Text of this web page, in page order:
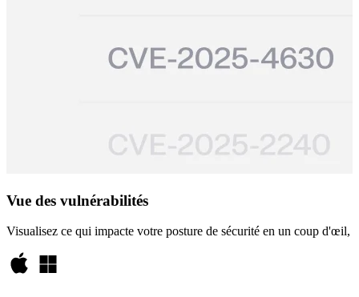
Vue des vulnérabilités
Visualisez ce qui impacte votre posture de sécurité en un coup